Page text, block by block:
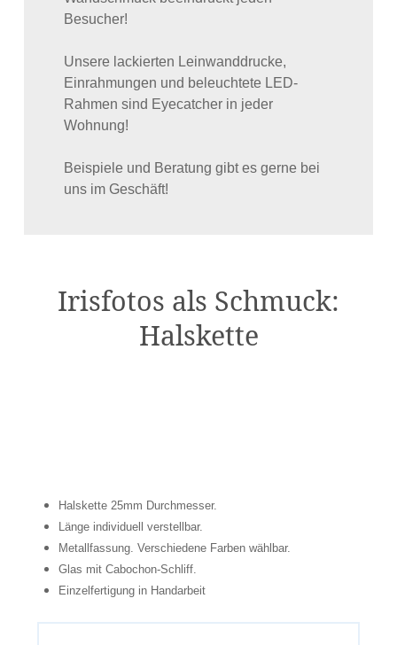
Besucher!
Unsere lackierten Leinwanddrucke,
Einrahmungen und beleuchtete LED-
Rahmen sind Eyecatcher in jeder
Wohnung!
Beispiele und Beratung gibt es gerne bei
uns im Geschäft!
Irisfotos als Schmuck:
Halskette
Halskette 25mm Durchmesser.
Länge individuell verstellbar.
Metallfassung. Verschiedene Farben wählbar.
Glas mit Cabochon-Schliff.
Einzelfertigung in Handarbeit